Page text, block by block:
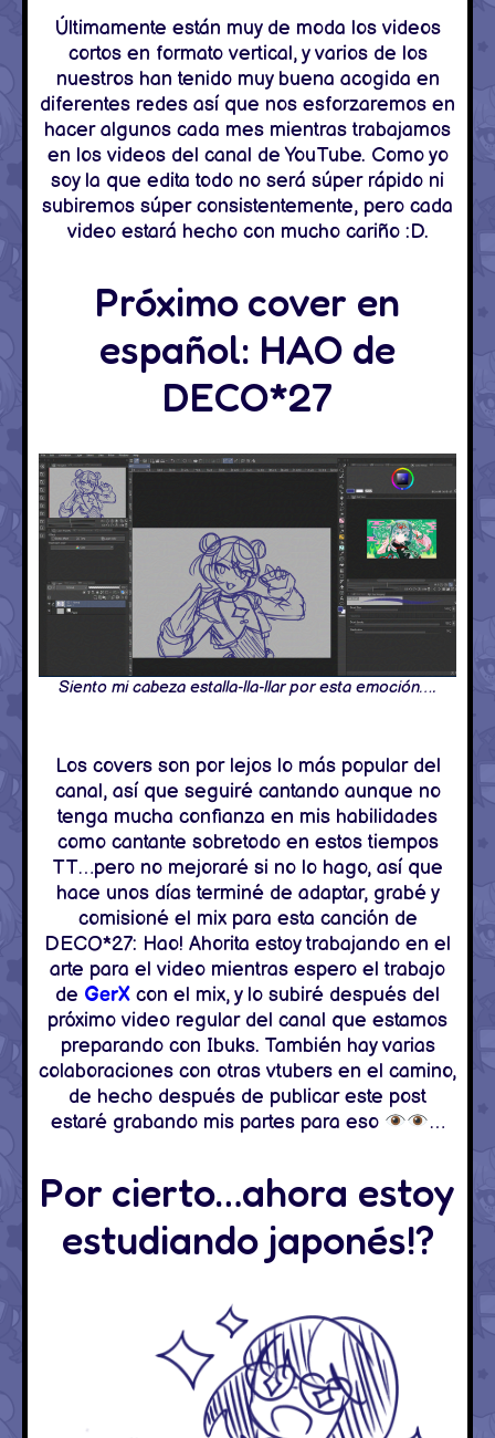
Últimamente están muy de moda los videos
cortos en formato vertical, y varios de los
nuestros han tenido muy buena acogida en
diferentes redes así que nos esforzaremos en
hacer algunos cada mes mientras trabajamos
en los videos del canal de YouTube. Como yo
soy la que edita todo no será súper rápido ni
subiremos súper consistentemente, pero cada
video estará hecho con mucho cariño :D.
Próximo cover en
español: HAO de
DECO*27
Siento mi cabeza estalla-lla-llar por esta emoción….
Los covers son por lejos lo más popular del
canal, así que seguiré cantando aunque no
tenga mucha confianza en mis habilidades
como cantante sobretodo en estos tiempos
TT…pero no mejoraré si no lo hago, así que
hace unos días terminé de adaptar, grabé y
comisioné el mix para esta canción de
DECO*27: Hao! Ahorita estoy trabajando en el
arte para el video mientras espero el trabajo
de GerX con el mix, y lo subiré después del
próximo video regular del canal que estamos
preparando con Ibuks. También hay varias
colaboraciones con otras vtubers en el camino,
de hecho después de publicar este post
estaré grabando mis partes para eso
…
Por cierto…ahora estoy
estudiando japonés!?